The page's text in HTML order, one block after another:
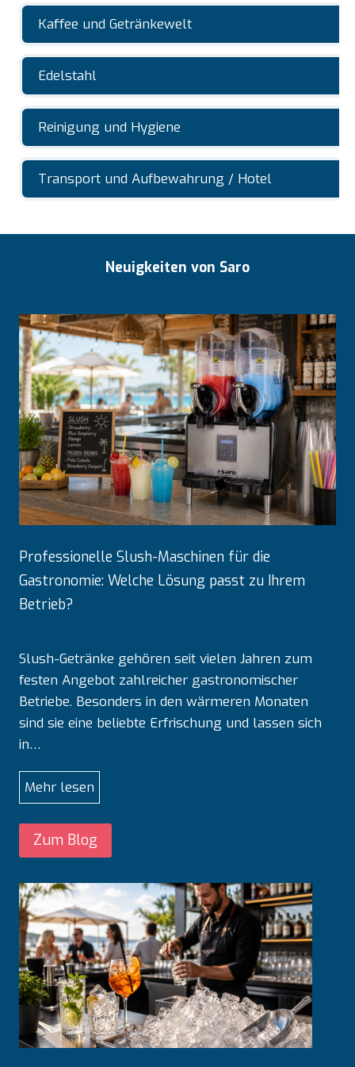
Kaffee und Getränkewelt
Edelstahl
Reinigung und Hygiene
Transport und Aufbewahrung / Hotel
Neuigkeiten von Saro
Professionelle Slush-Maschinen für die
Gastronomie: Welche Lösung passt zu Ihrem
Betrieb?
Slush-Getränke gehören seit vielen Jahren zum
festen Angebot zahlreicher gastronomischer
Betriebe. Besonders in den wärmeren Monaten
sind sie eine beliebte Erfrischung und lassen sich
in…
Mehr lesen
r
o
f
s
i
o
n
e
l
l
Zum Blog